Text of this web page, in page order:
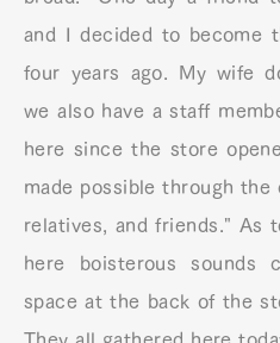
Pen
and I decided to become
four years ago. My wife
we also have a staff
here since the store
made possible through the
relatives, and friends." As
here boisterous sounds
space at the back of the